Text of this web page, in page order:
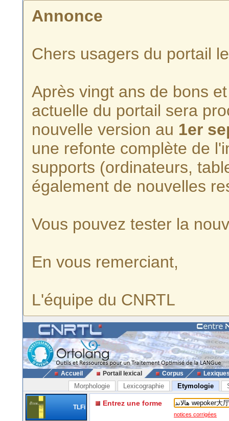
Annonce
Chers usagers du portail
Après vingt ans de bons
actuelle du portail sera
nouvelle version au 1er
une refonte complète de
supports (ordinateurs,
également de nouvelles
Vous pouvez tester la
En vous remerciant,
L'équipe du CNRTL
Accueil Portail lexical Corpus
Morphologie Lexicographie Etymologie
TLFi Entrez une forme
notices corrigées